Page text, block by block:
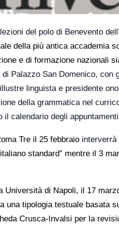
del polo di Benevento
della più antica accademia
e di formazione nazionali
Palazzo San Domenico, con
linguista e presidente
della grammatica nel
il calendario degli
Tre il 25 febbraio interverrà
standard” mentre il 3
Università di Napoli, il 17
una tipologia testuale basata
Crusca-Invalsi per la